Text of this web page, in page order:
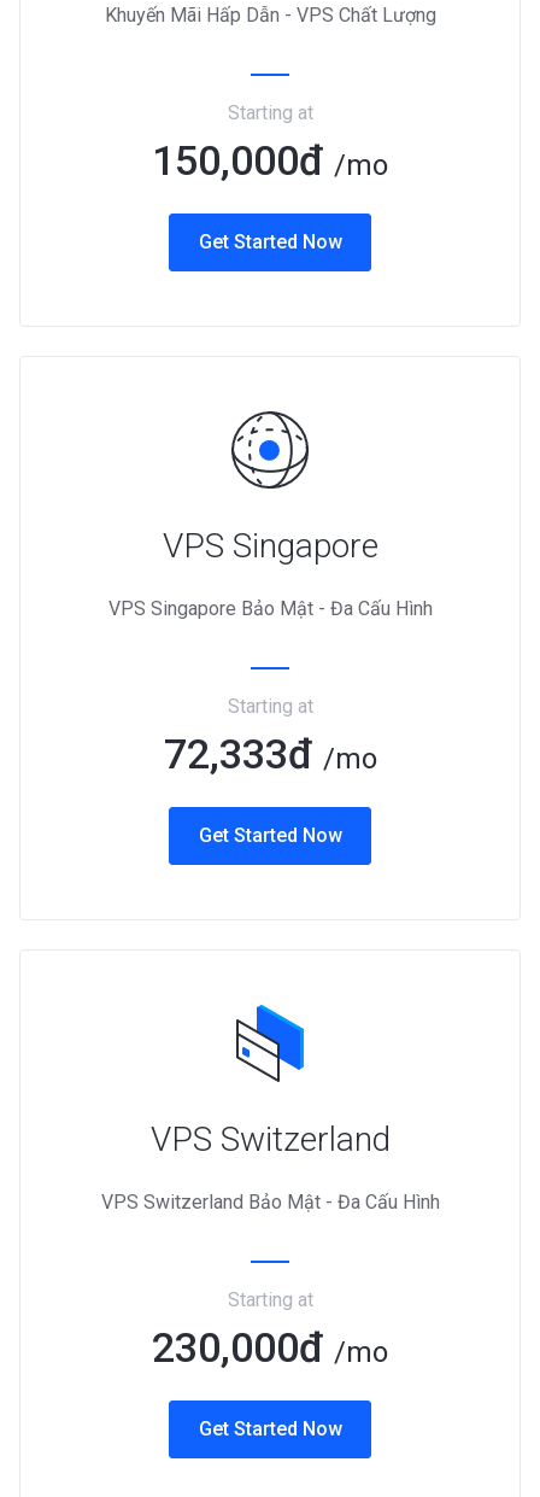
Khuyến Mãi Hấp Dẫn - VPS Chất Lượng
Starting at
150,000đ /mo
Get Started Now
VPS Singapore
VPS Singapore Bảo Mật - Đa Cấu Hình
Starting at
72,333đ /mo
Get Started Now
VPS Switzerland
VPS Switzerland Bảo Mật - Đa Cấu Hình
Starting at
230,000đ /mo
Get Started Now